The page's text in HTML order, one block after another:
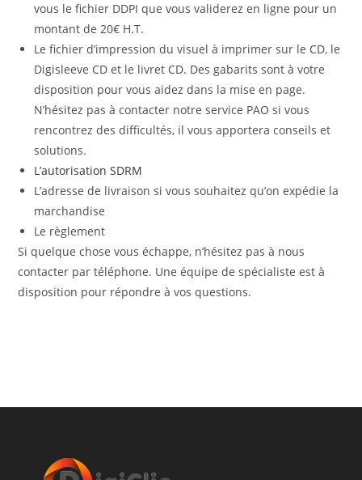
vous le fichier DDPI que vous validerez en ligne pour un
montant de 20€ H.T.
Le fichier d’impression du visuel à imprimer sur le CD, le
Digisleeve CD et le livret CD. Des gabarits sont à votre
disposition pour vous aidez dans la mise en page.
N’hésitez pas à contacter notre service PAO si vous
rencontrez des difficultés, il vous apportera conseils et
solutions.
L’autorisation SDRM
L’adresse de livraison si vous souhaitez qu’on expédie la
marchandise
Le règlement
Si quelque chose vous échappe, n’hésitez pas à nous
contacter par téléphone. Une équipe de spécialiste est à
disposition pour répondre à vos questions.